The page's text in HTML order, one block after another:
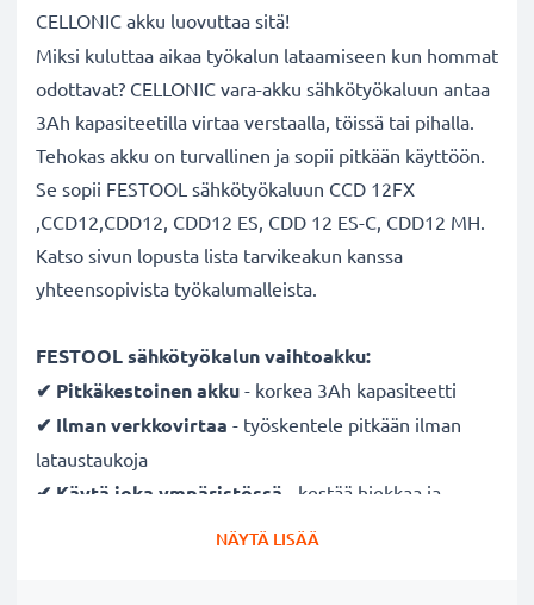
CELLONIC akku luovuttaa sitä!
Miksi kuluttaa aikaa työkalun lataamiseen kun hommat
odottavat? CELLONIC vara-akku sähkötyökaluun antaa
3Ah kapasiteetilla virtaa verstaalla, töissä tai pihalla.
Tehokas akku on turvallinen ja sopii pitkään käyttöön.
Se sopii FESTOOL sähkötyökaluun CCD 12FX
,CCD12,CDD12, CDD12 ES, CDD 12 ES-C, CDD12 MH.
Katso sivun lopusta lista tarvikeakun kanssa
yhteensopivista työkalumalleista.
FESTOOL sähkötyökalun vaihtoakku:
✔ Pitkäkestoinenakku - korkea 3Ah kapasiteetti
✔ Ilman verkkovirtaa - työskentele pitkään ilman
lataustaukoja
✔ Käytä joka ympäristössä
- kestää hiekkaa ja
NÄYTÄ LISÄÄ